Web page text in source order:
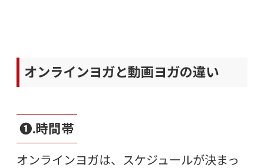
オンラインヨガと動画ヨガの違い
❶.時間帯
オンラインヨガは、スケジュールが決まっ